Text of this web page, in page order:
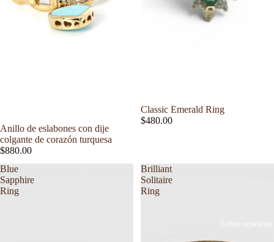
Sobre nosotros
Anillo de eslabones con dije
colgante de corazón turquesa
$880.00
Classic Emerald Ring
$480.00
Blue
Sapphire
Ring
Brilliant
Solitaire
Ring